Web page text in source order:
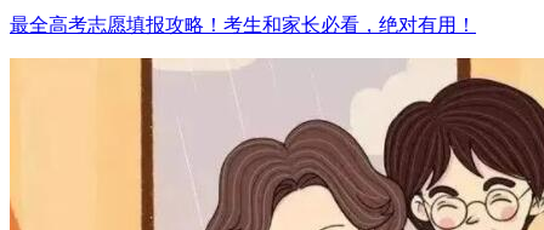
最全高考志愿填报攻略！考生和家长必看，绝对有用！